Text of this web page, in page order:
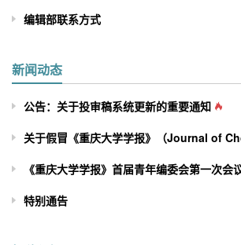
编辑部联系方式
新闻动态
公告：关于投审稿系统更新的重要通知
《重庆大学学报》首届青年编委会第一次会
特别通告